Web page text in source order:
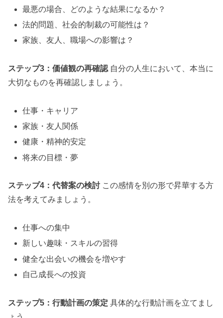
最悪の場合、どのような結果になるか？
法的問題、社会的制裁の可能性は？
家族、友人、職場への影響は？
ステップ3：価値観の再確認 自分の人生において、本当に
大切なものを再確認しましょう。
仕事・キャリア
家族・友人関係
健康・精神的安定
将来の目標・夢
ステップ4：代替案の検討この感情を別の形で昇華する方
法を考えてみましょう。
仕事への集中
新しい趣味・スキルの習得
健全な出会いの機会を増やす
自己成長への投資
ステップ5：行動計画の策定 具体的な行動計画を立てまし